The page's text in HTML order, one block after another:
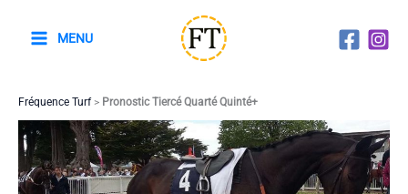
MENU
Fréquence Turf> Pronostic Tiercé Quarté Quinté+